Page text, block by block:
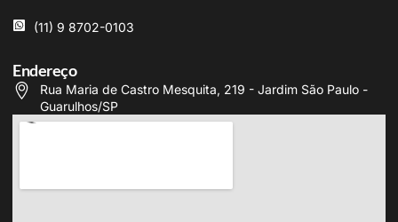
(11) 9 8702-0103
Endereço
Rua Maria de Castro Mesquita, 219 - Jardim São Paulo -
Guarulhos/SP